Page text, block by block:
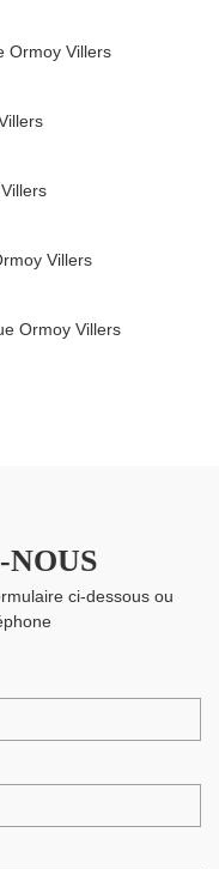
Ormoy Villers
Villers
Ormoy Villers
ci-dessous ou